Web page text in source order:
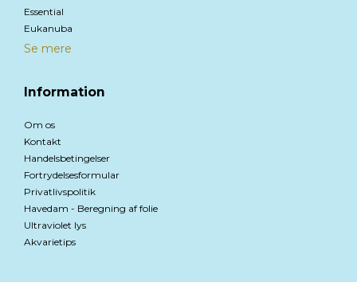
Essential
Eukanuba
Se mere
Information
Om os
Kontakt
Handelsbetingelser
Fortrydelsesformular
Privatlivspolitik
Havedam - Beregning af folie
Ultraviolet lys
Akvarietips